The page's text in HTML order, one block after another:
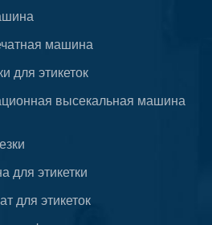
машина
для этикеток
высекальная машина
для этикетки
для этикеток